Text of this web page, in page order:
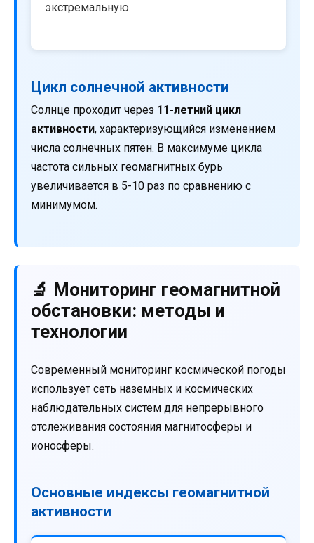
экстремальную.
Цикл солнечной активности
Солнце проходит через 11-летний цикл
активности, характеризующийся изменением
числа солнечных пятен. В максимуме цикла
частота сильных геомагнитных бурь
увеличивается в 5-10 раз по сравнению с
минимумом.
🔬 Мониторинг геомагнитной
обстановки: методы и
технологии
Современный мониторинг космической погоды
использует сеть наземных и космических
наблюдательных систем для непрерывного
отслеживания состояния магнитосферы и
ионосферы.
Основные индексы геомагнитной
активности